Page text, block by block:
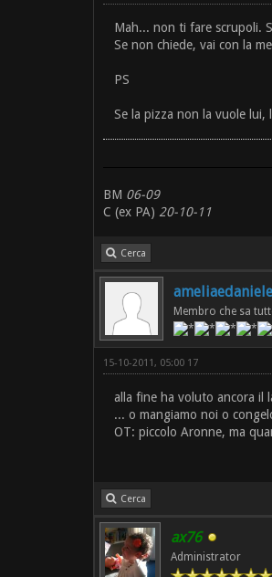
Mah... non ti fare scrupoli.
Se non chiede, vai con la
PS
Se la pizza non la vuole lui,
BM 06-09
C (ex PA) 20-10-11
Cerca
ameliaedaniele
Membro che sa
15-10-2011, 05:00 17
alla fine ha voluto ancora il
... o mangiamo noi o
OT: piccolo Aronne, ma
Cerca
ax76
Administrator